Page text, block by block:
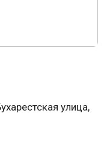
улица,